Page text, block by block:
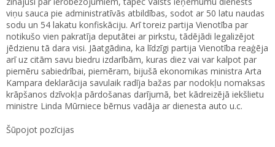
viņu sauca pie administratīvās atbildības, sodot ar 50 latu naudas
sodu un 54 lakatu konfiskāciju. Arī toreiz partija Vienotība par
notikušo vien pakratīja deputātei ar pirkstu, tādējādi legalizējot
jēdzienu tā dara visi. Jāatgādina, ka līdzīgi partija Vienotība reaģēja
arī uz citām savu biedru izdarībām, kuras diez vai var kalpot par
piemēru sabiedrībai, piemēram, bijušā ekonomikas ministra Arta
Kampara deklarācija savulaik radīja bažas par nodokļu nomaksas
krāpšanos dzīvokļa pārdošanas darījumā, bet kādreizējā iekšlietu
ministre Linda Mūrniece bērnus vadāja ar dienesta auto u.c.
Šūpojot pozīcijas